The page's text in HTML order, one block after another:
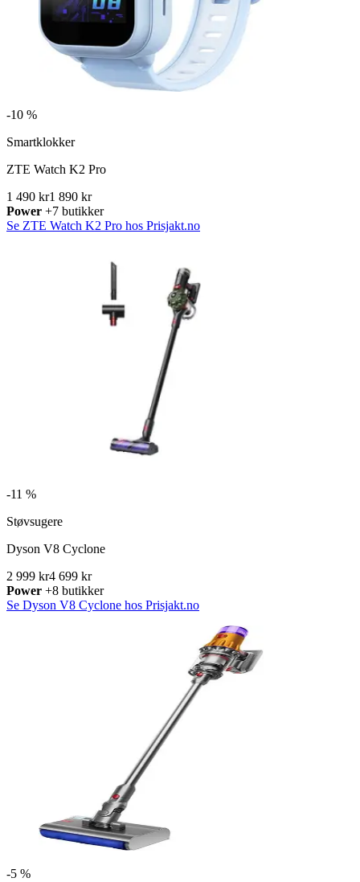
-10 %
Smartklokker
ZTE Watch K2 Pro
1 490 kr1 890 kr
Power +7 butikker
Se ZTE Watch K2 Pro hos Prisjakt.no
-11 %
Støvsugere
Dyson V8 Cyclone
2 999 kr4 699 kr
Power +8 butikker
Se Dyson V8 Cyclone hos Prisjakt.no
-5 %